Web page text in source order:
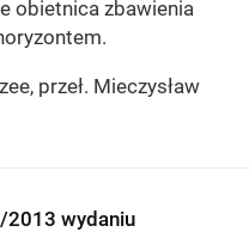
obietnica zbawienia
przeł. Mieczysław
2013 wydaniu